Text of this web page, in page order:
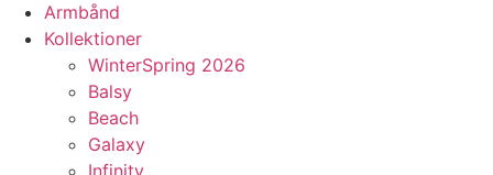
Armbånd
Kollektioner
WinterSpring 2026
Balsy
Beach
Galaxy
Infinity